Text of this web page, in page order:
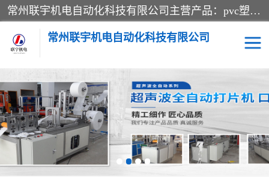
常州联宇机电自动化科技有限公司主营产品：pvc塑料焊机、高频热合机、软膜天花压边机、服装布料凹凸压花机、布料3d压印设备、服装植胶设备、超声波布料花边机、无纺布热合机、全自动压花机。
常州联宇机电自动化科技有限公司
压花定型机以及压花模具 超声波热合机
高频热合机 超声波花边机
超声波复合压花机 凹凸压花机压标机